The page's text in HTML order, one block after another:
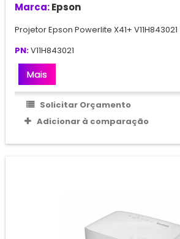
Marca:Epson
Projetor Epson Powerlite X41+ V11H843021
PN:V11H843021
Mais
Solicitar Orçamento
Adicionar à comparação